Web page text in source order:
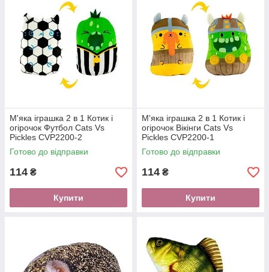
М'яка іграшка 2 в 1 Котик і
огірочок Футбол Cats Vs
Pickles CVP2200-2
Готово до відправки
114 ₴
Купити
М'яка іграшка 2 в 1 Котик і
огірочок Вікінги Cats Vs
Pickles CVP2200-1
Готово до відправки
114 ₴
Купити